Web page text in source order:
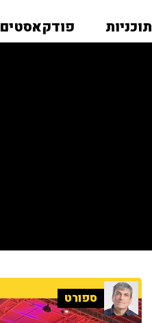
תוכניות פודקאסטים
ספורט